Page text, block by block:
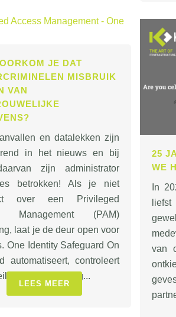
JE DAT
MISBRUIK
VAN
en datalekken zijn
in het nieuws en bij
zijn administrator
betrokken! Als je niet
over een Privileged
Management (PAM)
laat je de deur open voor
One Identity Safeguard On
automatiseert, controleert
de verstrekking...
LEES MEER
25
WE
In
van